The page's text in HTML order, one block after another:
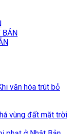
BẢN
văn hóa trút bỏ
vùng đất mặt trời